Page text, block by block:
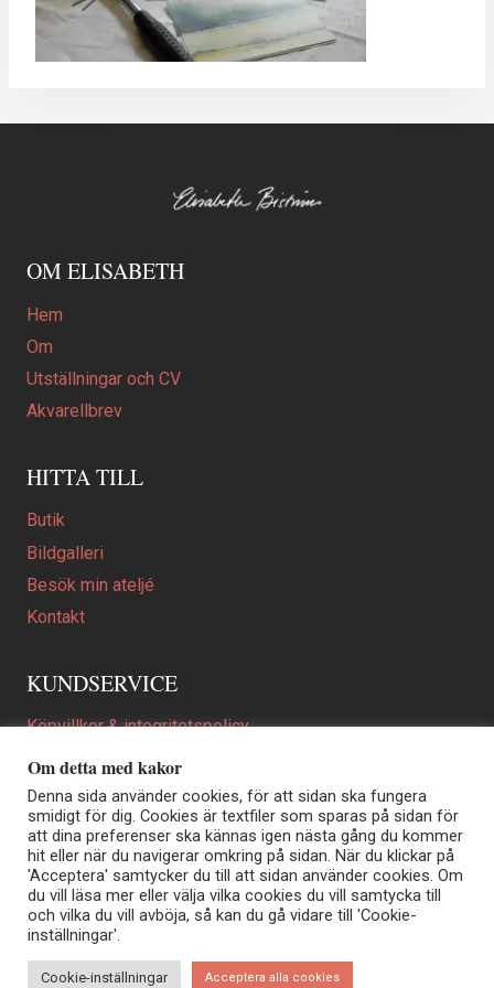
OM ELISABETH
Hem
Om
Utställningar och CV
Akvarellbrev
HITTA TILL
Butik
Bildgalleri
Besök min ateljé
Kontakt
KUNDSERVICE
Köpvillkor & integritetspolicy
Att beställa ett personligt utformat konstverk
En personligare gåva
FAQ
Elisabeth Biström | Akvarellkonstnär | Norrtälje
Sjöängstorpet AB, org.nr 556373-5447
© Elisabeth Biström 2026
Om detta med kakor
Denna sida använder cookies, för att sidan ska fungera
smidigt för dig. Cookies är textfiler som sparas på sidan för
att dina preferenser ska kännas igen nästa gång du kommer
hit eller när du navigerar omkring på sidan. När du klickar på
'Acceptera' samtycker du till att sidan använder cookies. Om
du vill läsa mer eller välja vilka cookies du vill samtycka till
och vilka du vill avböja, så kan du gå vidare till 'Cookie-
inställningar'.
Cookie-inställningar Acceptera alla cookies